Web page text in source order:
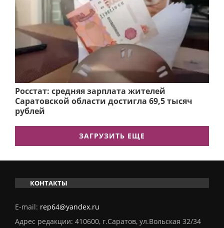
Росстат: средняя зарплата жителей
Саратовской области достигла 69,5 тысяч
рублей
ЗАГРУЗИТЬ ЕЩЕ
КОНТАКТЫ
E-mail: rep64@yandex.ru
Адрес редакции: 410600, г.Саратов, ул.Вольская 32/34